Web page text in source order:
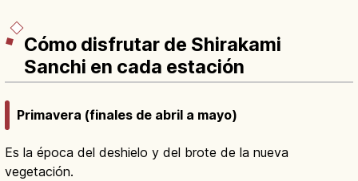
Cómo disfrutar de Shirakami
Sanchi en cada estación
Primavera (finales de abril a mayo)
Es la época del deshielo y del brote de la nueva
vegetación.